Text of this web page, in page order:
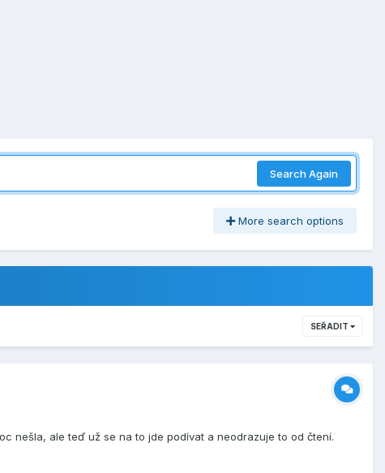
Search Again
More search options
SEŘADIT
nešla, ale teď už se na to jde podívat a neodrazuje to od čtení.